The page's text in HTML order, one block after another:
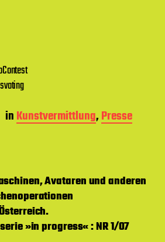
inKunstvermittlung,Presse
Avataren und anderen
»in progress« : NR 1/07